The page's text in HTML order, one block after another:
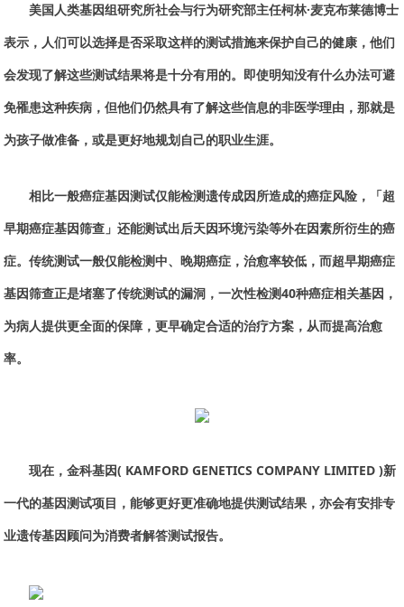
美国人类基因组研究所社会与行为研究部主任柯林·麦克布莱德博士
表示，人们可以选择是否采取这样的测试措施来保护自己的健康，他们
会发现了解这些测试结果将是十分有用的。即使明知没有什么办法可避
免罹患这种疾病，但他们仍然具有了解这些信息的非医学理由，那就是
为孩子做准备，或是更好地规划自己的职业生涯。
相比一般癌症基因测试仅能检测遗传成因所造成的癌症风险，「超
早期癌症基因筛查」还能测试出后天因环境污染等外在因素所衍生的癌
症。传统测试一般仅能检测中、晚期癌症，治愈率较低，而超早期癌症
基因筛查正是堵塞了传统测试的漏洞，一次性检测40种癌症相关基因，
为病人提供更全面的保障，更早确定合适的治疗方案，从而提高治愈
率。
现在，金科基因( KAMFORD GENETICS COMPANY LIMITED )新
一代的基因测试项目，能够更好更准确地提供测试结果，亦会有安排专
业遗传基因顾问为消费者解答测试报告。